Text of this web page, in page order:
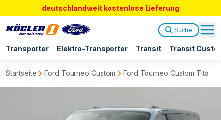
deutschlandweit kostenlose Lieferung
Transporter Elektro-Transporter Transit Transit
Suche
Startseite Ford Tourneo Custom Ford Tourneo Custom